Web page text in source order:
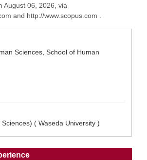
August 06, 2026, via
and http://www.scopus.com .
Sciences, School of Human
( Waseda University )